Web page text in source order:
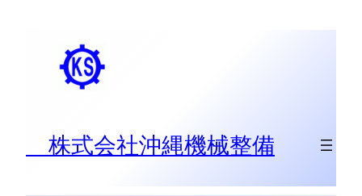
株式会社沖縄機械整備